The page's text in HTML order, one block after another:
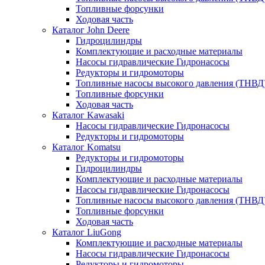
Топливные форсунки
Ходовая часть
Каталог John Deere
Гидроцилиндры
Комплектующие и расходные материалы
Насосы гидравлические Гидронасосы
Редукторы и гидромоторы
Топливные насосы высокого давления
Топливные форсунки
Ходовая часть
Каталог Kawasaki
Насосы гидравлические Гидронасосы
Редукторы и гидромоторы
Каталог Komatsu
Редукторы и гидромоторы
Гидроцилиндры
Комплектующие и расходные материалы
Насосы гидравлические Гидронасосы
Топливные насосы высокого давления
Топливные форсунки
Ходовая часть
Каталог LiuGong
Комплектующие и расходные материалы
Насосы гидравлические Гидронасосы